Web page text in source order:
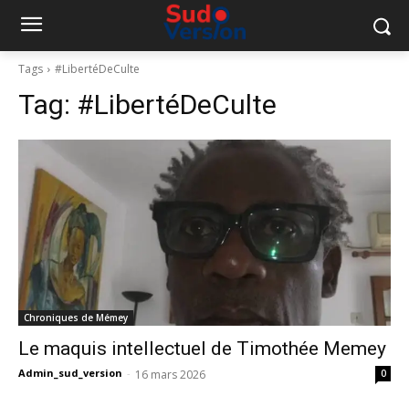
Tags #LibertéDeCulte
Tag: #LibertéDeCulte
Chroniques de Mémey
Le maquis intellectuel de Timothée Memey
Admin_sud_version - 16 mars 2026 0